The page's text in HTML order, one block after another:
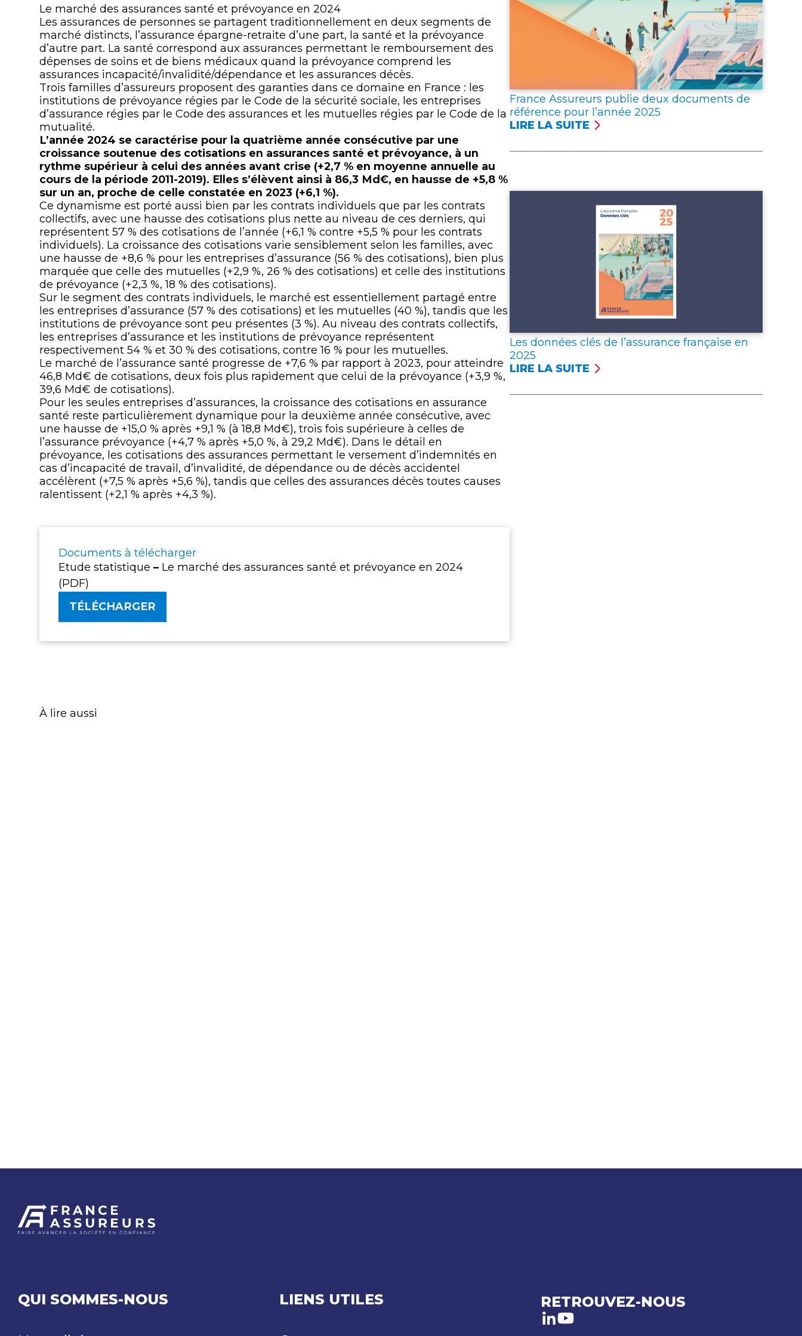
Le marché des assurances santé et prévoyance en 2024
Les assurances de personnes se partagent traditionnellement en deux segments de
marché distincts, l’assurance épargne-retraite d’une part, la santé et la prévoyance
d’autre part. La santé correspond aux assurances permettant le remboursement des
dépenses de soins et de biens médicaux quand la prévoyance comprend les
assurances incapacité/invalidité/dépendance et les assurances décès.
Trois familles d’assureurs proposent des garanties dans ce domaine en France : les
institutions de prévoyance régies par le Code de la sécurité sociale, les entreprises
d’assurance régies par le Code des assurances et les mutuelles régies par le Code de la
mutualité.
L’année 2024 se caractérise pour la quatrième année consécutive par une
croissance soutenue des cotisations en assurances santé et prévoyance, à un
rythme supérieur à celui des années avant crise (+2,7 % en moyenne annuelle au
cours de la période 2011-2019). Elles s’élèvent ainsi à 86,3 Md€, en hausse de +5,8 %
sur un an, proche de celle constatée en 2023 (+6,1 %).
Ce dynamisme est porté aussi bien par les contrats individuels que par les contrats
collectifs, avec une hausse des cotisations plus nette au niveau de ces derniers, qui
représentent 57 % des cotisations de l’année (+6,1 % contre +5,5 % pour les contrats
individuels). La croissance des cotisations varie sensiblement selon les familles, avec
une hausse de +8,6 % pour les entreprises d’assurance (56 % des cotisations), bien plus
marquée que celle des mutuelles (+2,9 %, 26 % des cotisations) et celle des institutions
de prévoyance (+2,3 %, 18 % des cotisations).
Sur le segment des contrats individuels, le marché est essentiellement partagé entre
les entreprises d’assurance (57 % des cotisations) et les mutuelles (40 %), tandis que les
institutions de prévoyance sont peu présentes (3 %). Au niveau des contrats collectifs,
les entreprises d’assurance et les institutions de prévoyance représentent
respectivement 54 % et 30 % des cotisations, contre 16 % pour les mutuelles.
Le marché de l’assurance santé progresse de +7,6 % par rapport à 2023, pour atteindre
46,8 Md€ de cotisations, deux fois plus rapidement que celui de la prévoyance (+3,9 %,
39,6 Md€ de cotisations).
Pour les seules entreprises d’assurances, la croissance des cotisations en assurance
santé reste particulièrement dynamique pour la deuxième année consécutive, avec
une hausse de +15,0 % après +9,1 % (à 18,8 Md€), trois fois supérieure à celles de
l’assurance prévoyance (+4,7 % après +5,0 %, à 29,2 Md€). Dans le détail en
prévoyance, les cotisations des assurances permettant le versement d’indemnités en
cas d’incapacité de travail, d’invalidité, de dépendance ou de décès accidentel
accélèrent (+7,5 % après +5,6 %), tandis que celles des assurances décès toutes causes
ralentissent (+2,1 % après +4,3 %).
Documents à télécharger
Etude statistique – Le marché des assurances santé et prévoyance en 2024
(PDF)
TÉLÉCHARGER
France Assureurs publie deux documents de
référence pour l’année 2025
LIRE LA SUITE
:
Les données clés de l’assurance française en
2025
LIRE LA SUITE
:
À lire aussi
QUI SOMMES-NOUS LIENS UTILES RETROUVEZ-NOUS
LinkedIn
Youtube